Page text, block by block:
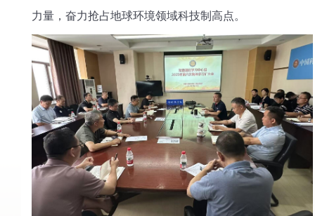
力量，奋力抢占地球环境领域科技制高点。